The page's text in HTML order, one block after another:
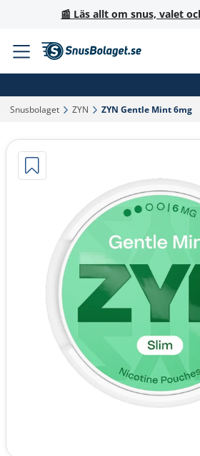
📰 Läs allt om snus, valet
Snusbolaget‎ ZYN‎ ZYN Gentle Mint 6mg‎